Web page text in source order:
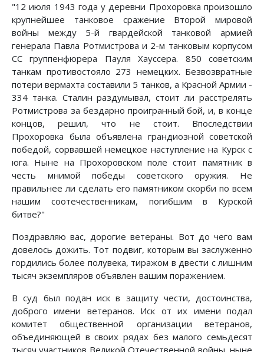
"12 июля 1943 года у деревни Прохоровка произошло
крупнейшее танковое сражение Второй мировой
войны между 5-й гвардейской танковой армией
генерала Павла Ротмистрова и 2-м танковым корпусом
СС группенфюрера Пауля Хауссера. 850 советским
танкам противостояло 273 немецких. Безвозвратные
потери вермахта составили 5 танков, а Красной Армии -
334 танка. Сталин раздумывал, стоит ли расстрелять
Ротмистрова за бездарно проигранный бой, и, в конце
концов, решил, что не стоит. Впоследствии
Прохоровка была объявлена грандиозной советской
победой, сорвавшей немецкое наступление на Курск с
юга. Ныне на Прохоровском поле стоит памятник в
честь мнимой победы советского оружия. Не
правильнее ли сделать его памятником скорби по всем
нашим соотечественникам, погибшим в Курской
битве?"
Поздравляю вас, дорогие ветераны. Вот до чего вам
довелось дожить. Тот подвиг, которым вы заслуженно
гордились более полувека, тиражом в двести с лишним
тысяч экземпляров объявлен вашим поражением.
В суд был подан иск в защиту чести, достоинства,
доброго имени ветеранов. Иск от их имени подал
комитет общественной организации ветеранов,
объединяющей в своих рядах без малого семьдесят